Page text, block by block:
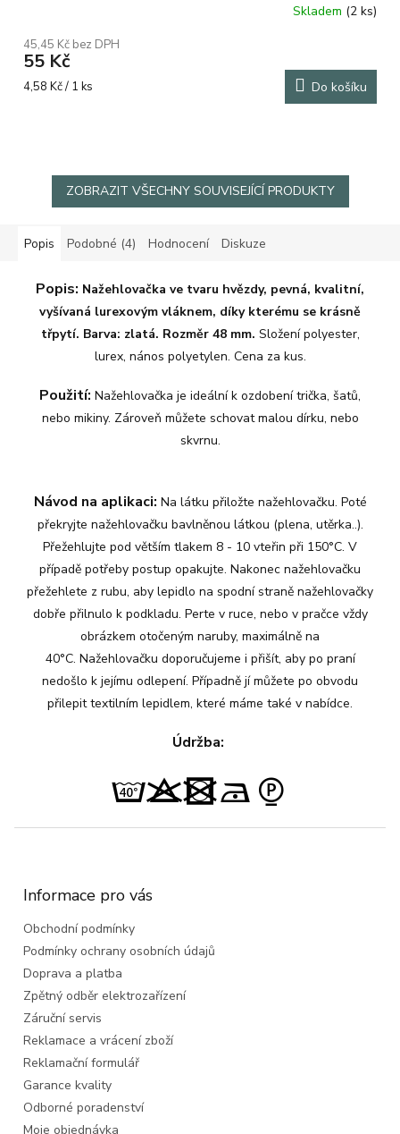
produktu
je
5,0
Skladem (2 ks)
45,45 Kč bez DPH
55 Kč
Měrná
4,58 Kč / 1 ks Do košíku
ZOBRAZIT VŠECHNY SOUVISEJÍCÍ PRODUKTY
Popis Podobné (4) Hodnocení Diskuze
Popis: Nažehlovačka ve tvaru hvězdy, pevná, kvalitní,
vyšívaná lurexovým vláknem, díky kterému se krásně
třpytí. Barva: zlatá. Rozměr 48 mm. Složenípolyester,
lurex, nános polyetylen. Cena za kus.
Použití: Nažehlovačka je ideální k ozdobení trička, šatů,
nebo mikiny. Zároveň můžete schovat malou dírku, nebo
skvrnu.
Návod na aplikaci: Na látku přiložte nažehlovačku. Poté
překryjte nažehlovačku bavlněnou látkou (plena, utěrka..).
Přežehlujte pod větším tlakem 8 - 10 vteřin při 150°C. V
případě potřeby postup opakujte. Nakonec nažehlovačku
přežehlete z rubu, aby lepidlo na spodní straně nažehlovačky
dobře přilnulo k podkladu. Perte v ruce, nebo v pračce vždy
obrázkem otočeným naruby, maximálně na
40°C. Nažehlovačku doporučujeme i přišít, aby po praní
nedošlo k jejímu odlepení. Případně jí můžete po obvodu
přilepit textilním lepidlem, které máme také v nabídce.
Údržba:
Informace pro vás
Obchodní podmínky
Podmínky ochrany osobních údajů
Doprava a platba
Zpětný odběr elektrozařízení
Záruční servis
Reklamace a vrácení zboží
Reklamační formulář
Garance kvality
Odborné poradenství
Moje objednávka